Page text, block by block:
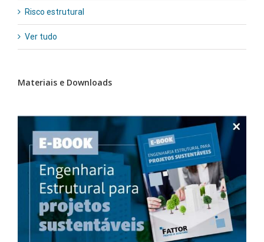
Risco estrutural
Ver tudo
Materiais e Downloads